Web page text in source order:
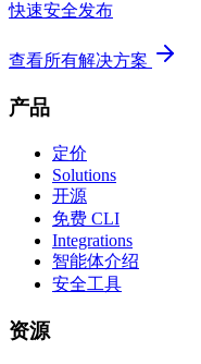
快速安全发布
查看所有解决方案
产品
定价
Solutions
开源
免费 CLI
Integrations
智能体介绍
安全工具
资源